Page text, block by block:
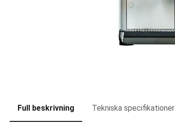
Full beskrivning Tekniska specifikationer